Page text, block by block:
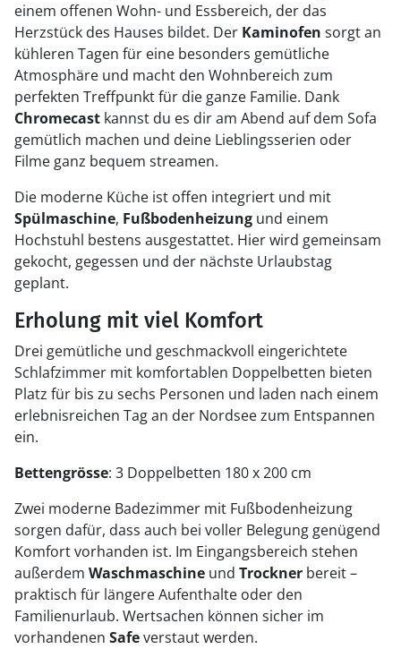
einem offenen Wohn- und Essbereich, der das
Herzstück des Hauses bildet. Der Kaminofen sorgt an
kühleren Tagen für eine besonders gemütliche
Atmosphäre und macht den Wohnbereich zum
perfekten Treffpunkt für die ganze Familie. Dank
Chromecast kannst du es dir am Abend auf dem Sofa
gemütlich machen und deine Lieblingsserien oder
Filme ganz bequem streamen.
Die moderne Küche ist offen integriert und mit
Spülmaschine, Fußbodenheizung und einem
Hochstuhl bestens ausgestattet. Hier wird gemeinsam
gekocht, gegessen und der nächste Urlaubstag
geplant.
Erholung mit viel Komfort
Drei gemütliche und geschmackvoll eingerichtete
Schlafzimmer mit komfortablen Doppelbetten bieten
Platz für bis zu sechs Personen und laden nach einem
erlebnisreichen Tag an der Nordsee zum Entspannen
ein.
Bettengrösse: 3 Doppelbetten 180 x 200 cm
Zwei moderne Badezimmer mit Fußbodenheizung
sorgen dafür, dass auch bei voller Belegung genügend
Komfort vorhanden ist. Im Eingangsbereich stehen
außerdem Waschmaschine und Trockner bereit –
praktisch für längere Aufenthalte oder den
Familienurlaub. Wertsachen können sicher im
vorhandenen Safeverstaut werden.